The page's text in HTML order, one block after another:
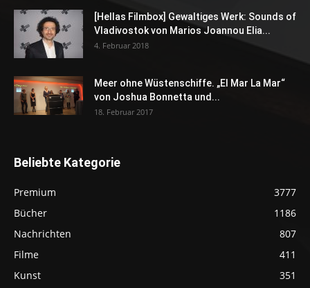
[Hellas Filmbox] Gewaltiges Werk: Sounds of
Vladivostok von Marios Joannou Elia...
4. Februar 2018
Meer ohne Wüstenschiffe. „El Mar La Mar“
von Joshua Bonnetta und...
18. Februar 2017
Beliebte Kategorie
Premium
3777
Bücher
1186
Nachrichten
807
Filme
411
Kunst
351